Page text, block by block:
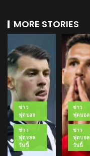
MORE STORIES
ข่าว
ฟุตบอล
ข่าว
ฟุตบอล
วันนี้
ข่าว
ฟุตบอล
ข่าว
ฟุตบอล
วันนี้